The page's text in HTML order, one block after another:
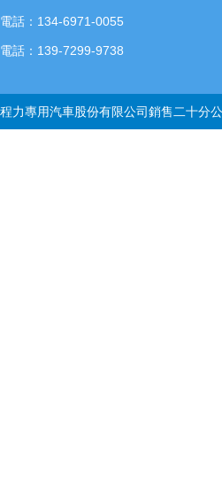
電話：134-6971-0055
電話：139-7299-9738
程力專用汽車股份有限公司銷售二十分